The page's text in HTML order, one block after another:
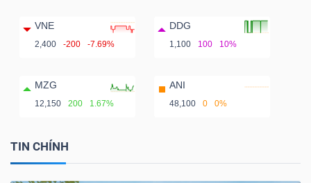
VNE
2,400 -200 -7.69%
DDG
1,100 100 10%
MZG
12,150 200 1.67%
ANI
48,100 0 0%
TIN CHÍNH